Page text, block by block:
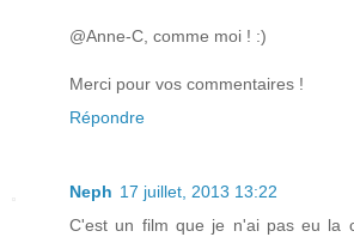
@Anne-C, comme moi ! :)
Merci pour vos commentaires !
Répondre
Neph 17 juillet, 2013 13:22
C'est un film que je n'ai pas eu la